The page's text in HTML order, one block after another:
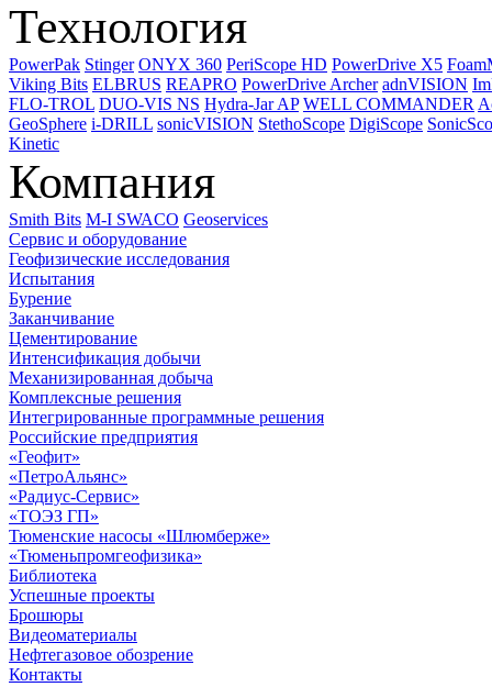
Технология
PowerPak Stinger ONYX 360 PeriScope HD PowerDrive X5
Viking Bits ELBRUS REAPRO PowerDrive Archer adnVISION
FLO-TROL DUO-VIS NS Hydra-Jar AP WELL COMMANDER
GeoSphere i-DRILL sonicVISION StethoScope DigiScope
Kinetic
Компания
Smith Bits M-I SWACO Geoservices
Сервис и оборудование
Геофизические исследования
Испытания
Бурение
Заканчивание
Цементирование
Интенсификация добычи
Механизированная добыча
Комплексные решения
Интегрированные программные решения
Российские предприятия
«Геофит»
«ПетроАльянс»
«Радиус-Сервис»
«ТОЭЗ ГП»
Тюменские насосы «Шлюмберже»
«Тюменьпромгеофизика»
Библиотека
Успешные проекты
Брошюры
Видеоматериалы
Нефтегазовое обозрение
Контакты